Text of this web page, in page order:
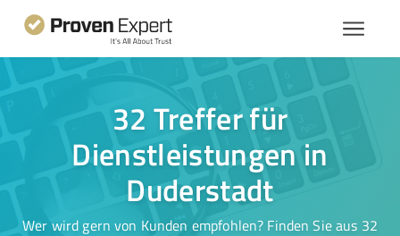
32 Treffer für
Dienstleistungen in
Duderstadt
Wer wird gern von Kunden empfohlen? Finden Sie aus 32